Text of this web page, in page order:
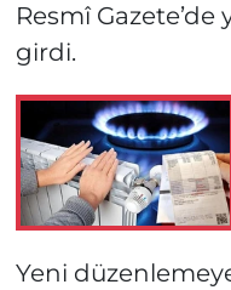
Resmî
girdi.
Yeni